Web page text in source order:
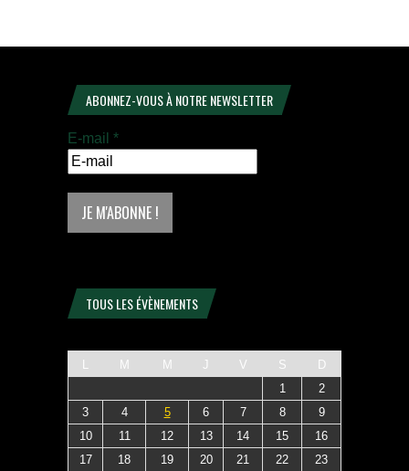
ABONNEZ-VOUS À NOTRE NEWSLETTER
E-mail *
TOUS LES ÉVÈNEMENTS
L M M J V S
D
1
2
3
4 5 6 7 8
9
10
11 12 13 14 15
16
17
18 19 20 21 22 23